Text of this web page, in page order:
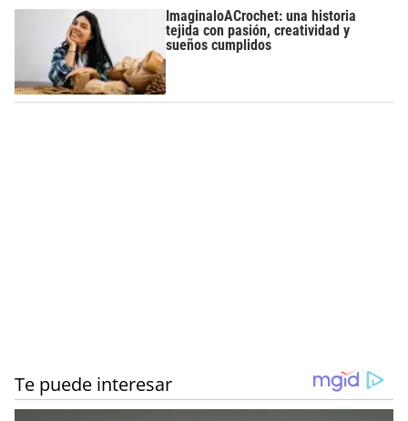
ImaginaloACrochet: una historia
tejida con pasión, creatividad y
sueños cumplidos